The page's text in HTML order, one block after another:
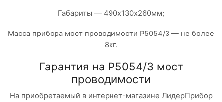
Габариты — 490х130х260мм;
Масса прибора мост проводимости Р5054/3 — не более
8кг.
Гарантия на Р5054/3 мост
проводимости
На приобретаемый в интернет-магазине ЛидерПрибор